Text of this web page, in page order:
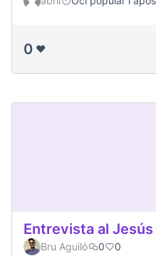
0 ❤️
Entrevista al Jesús
Bru Aguiló 0 0